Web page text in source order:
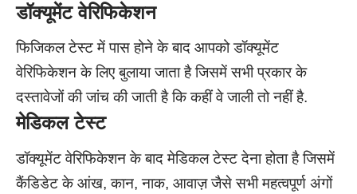
डॉक्यूमेंट वेरिफिकेशन
फिजिकल टेस्ट में पास होने के बाद आपको डॉक्यूमेंट
वेरिफिकेशन के लिए बुलाया जाता है जिसमें सभी प्रकार के
दस्तावेजों की जांच की जाती है कि कहीं वे जाली तो नहीं है.
मेडिकल टेस्ट
डॉक्यूमेंट वेरिफिकेशन के बाद मेडिकल टेस्ट देना होता है जिसमें
कैंडिडेट के आंख, कान, नाक, आवाज़ जैसे सभी महत्वपूर्ण अंगों